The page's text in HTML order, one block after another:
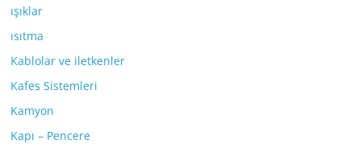
ışıklar
ısıtma
Kablolar ve iletkenler
Kafes Sistemleri
Kamyon
Kapı – Pencere